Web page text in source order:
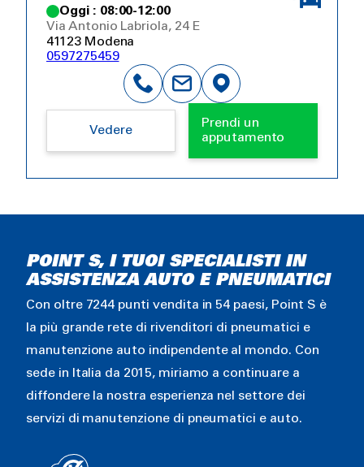
Oggi : 08:00-12:00
Via Antonio Labriola, 24 E
41123 Modena
0597275459
Vedere
Prendi un
apputamento
POINT S, I TUOI SPECIALISTI IN
ASSISTENZA AUTO E PNEUMATICI
Con oltre 7244 punti vendita in 54 paesi, Point S è
la più grande rete di rivenditori di pneumatici e
manutenzione auto indipendente al mondo. Con
sede in Italia da 2015, miriamo a continuare a
diffondere la nostra esperienza nel settore dei
servizi di manutenzione di pneumatici e auto.